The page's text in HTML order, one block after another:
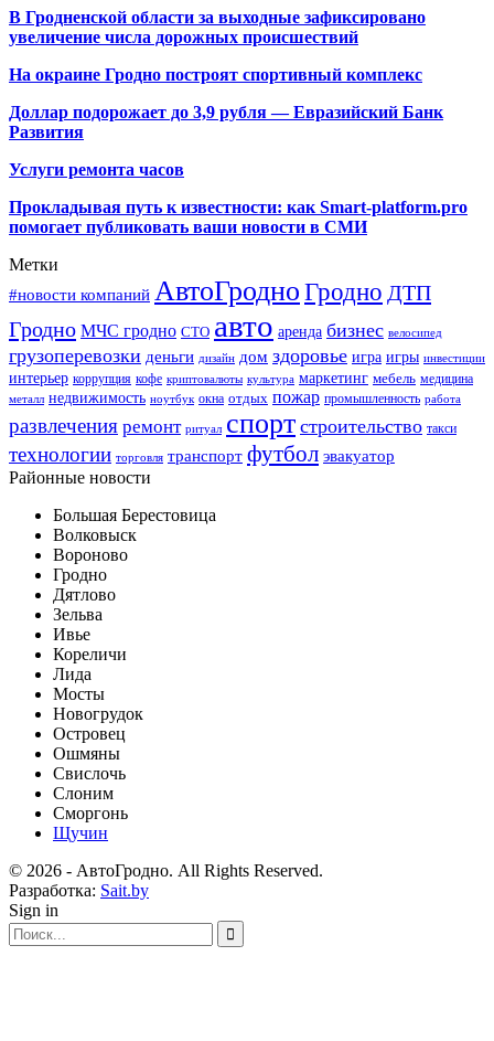
В Гродненской области за выходные зафиксировано
увеличение числа дорожных происшествий
На окраине Гродно построят спортивный комплекс
Доллар подорожает до 3,9 рубля — Евразийский Банк
Развития
Услуги ремонта часов
Прокладывая путь к известности: как Smart-platform.pro
помогает публиковать ваши новости в СМИ
Метки
#новости компаний АвтоГродноГродно ДТП
Гродно МЧС гродно СТО авто аренда бизнес велосипед
грузоперевозки деньги дизайн дом здоровье игра игры инвестиции
интерьер коррупция кофе криптовалюты культура маркетинг мебель медицина
металл недвижимость ноутбук окна отдых пожар промышленность работа
развлечения ремонт ритуал спорт строительство такси
технологии торговля транспорт футбол эвакуатор
Районные новости
Большая Берестовица
Волковыск
Вороново
Гродно
Дятлово
Зельва
Ивье
Кореличи
Лида
Мосты
Новогрудок
Островец
Ошмяны
Свислочь
Слоним
Сморгонь
Щучин
© 2026 - АвтоГродно. All Rights Reserved.
Разработка: Sait.by
Sign in